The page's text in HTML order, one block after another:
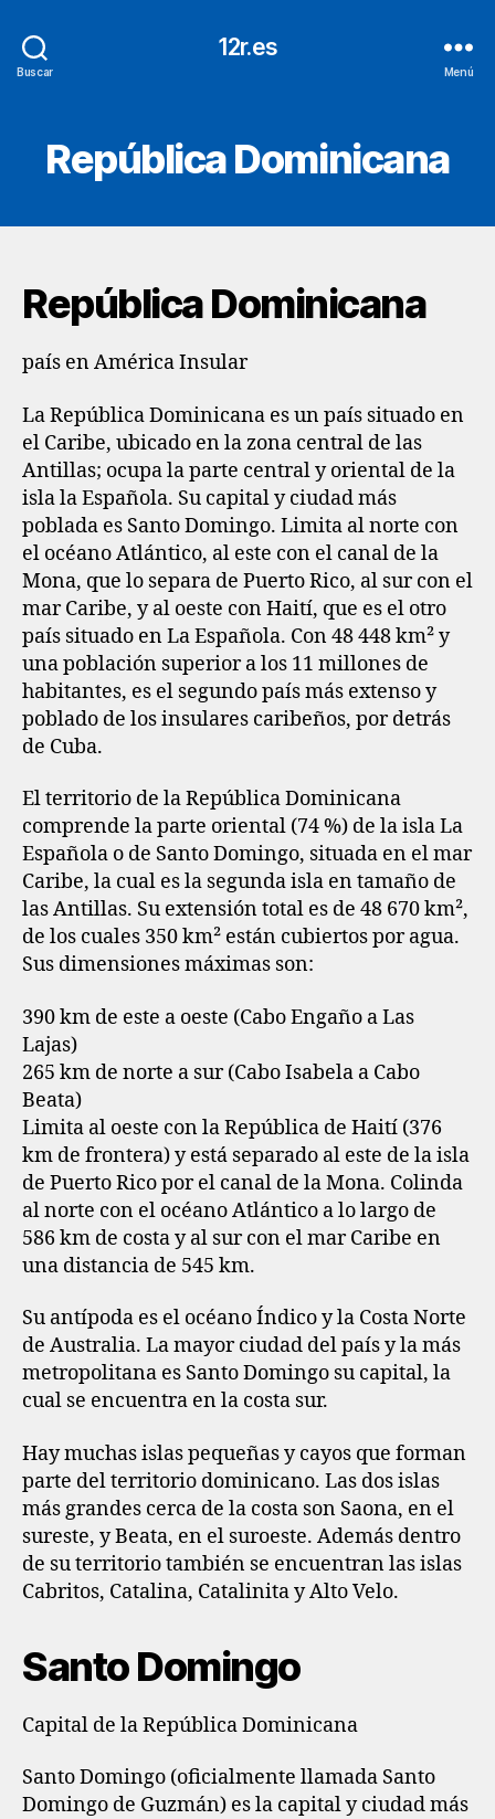
Buscar
12r.es
Menú
República Dominicana
República Dominicana
país en América Insular
La República Dominicana es un país situado en
el Caribe, ubicado en la zona central de las
Antillas; ocupa la parte central y oriental de la
isla la Española. Su capital y ciudad más
poblada es Santo Domingo. Limita al norte con
el océano Atlántico, al este con el canal de la
Mona, que lo separa de Puerto Rico, al sur con el
mar Caribe, y al oeste con Haití, que es el otro
país situado en La Española. Con 48 448 km² y
una población superior a los 11 millones de
habitantes, es el segundo país más extenso y
poblado de los insulares caribeños, por detrás
de Cuba.
El territorio de la República Dominicana
comprende la parte oriental (74 %) de la isla La
Española o de Santo Domingo, situada en el mar
Caribe, la cual es la segunda isla en tamaño de
las Antillas. Su extensión total es de 48 670 km²,
de los cuales 350 km² están cubiertos por agua.
Sus dimensiones máximas son:
390 km de este a oeste (Cabo Engaño a Las
Lajas)
265 km de norte a sur (Cabo Isabela a Cabo
Beata)
Limita al oeste con la República de Haití (376
km de frontera) y está separado al este de la isla
de Puerto Rico por el canal de la Mona. Colinda
al norte con el océano Atlántico a lo largo de
586 km de costa y al sur con el mar Caribe en
una distancia de 545 km.
Su antípoda es el océano Índico y la Costa Norte
de Australia. La mayor ciudad del país y la más
metropolitana es Santo Domingo su capital, la
cual se encuentra en la costa sur.
Hay muchas islas pequeñas y cayos que forman
parte del territorio dominicano. Las dos islas
más grandes cerca de la costa son Saona, en el
sureste, y Beata, en el suroeste. Además dentro
de su territorio también se encuentran las islas
Cabritos, Catalina, Catalinita y Alto Velo.
Santo Domingo
Capital de la República Dominicana
Santo Domingo (oficialmente llamada Santo
Domingo de Guzmán) es la capital y ciudad más